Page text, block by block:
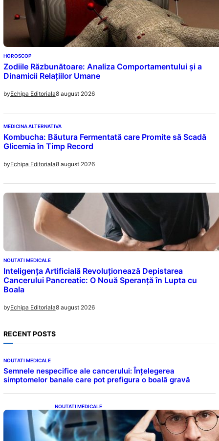
HOROSCOP
Zodiile Răzbunătoare: Analiza Comportamentului și a
Dinamicii Relațiilor Umane
byEchipa Editoriala8 august 2026
MEDICINA ALTERNATIVA
Kombucha: Băutura Fermentată care Promite să Scadă
Glicemia în Timp Record
byEchipa Editoriala8 august 2026
NOUTATI MEDICALE
Inteligența Artificială Revoluționează Depistarea
Cancerului Pancreatic: O Nouă Speranță în Lupta cu
Boala
byEchipa Editoriala8 august 2026
RECENT POSTS
NOUTATI MEDICALE
Semnele nespecifice ale cancerului: Înțelegerea
simptomelor banale care pot prefigura o boală gravă
NOUTATI MEDICALE
Inteligența dincolo de note: Semnele unui IQ
ridicat care nu țin de școală